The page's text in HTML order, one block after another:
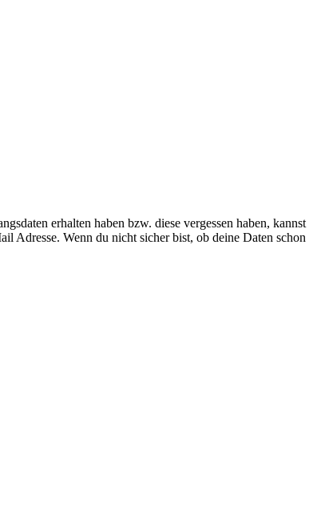
erhalten haben bzw. diese vergessen haben, kannst
Adresse. Wenn du nicht sicher bist, ob deine Daten schon